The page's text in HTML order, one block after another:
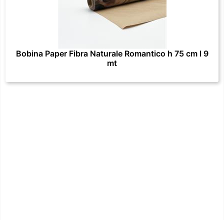
Bobina Paper Fibra Naturale Romantico h 75 cm l 9
mt